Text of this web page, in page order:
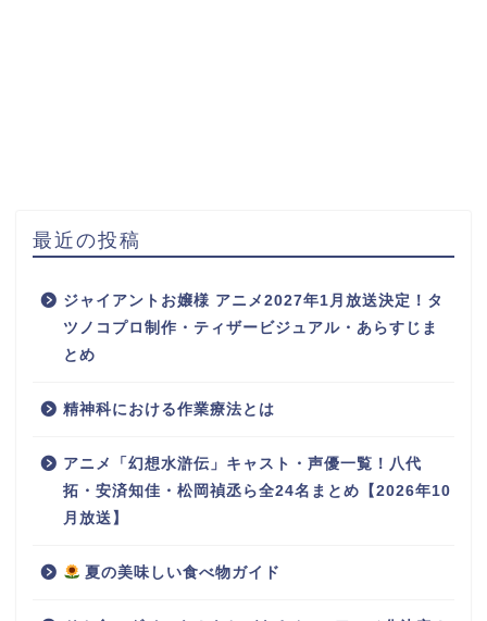
最近の投稿
ジャイアントお嬢様 アニメ2027年1月放送決定！タ
ツノコプロ制作・ティザービジュアル・あらすじま
とめ
精神科における作業療法とは
アニメ「幻想水滸伝」キャスト・声優一覧！八代
拓・安済知佳・松岡禎丞ら全24名まとめ【2026年10
月放送】
夏の美味しい食べ物ガイド